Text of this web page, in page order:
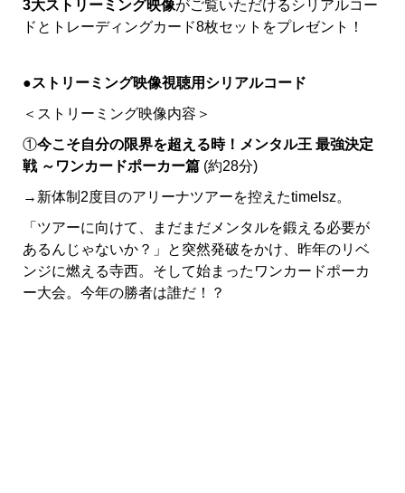
3大ストリーミング映像がご覧いただけるシリアルコー
ドとトレーディングカード8枚セットをプレゼント！
●ストリーミング映像視聴用シリアルコード
＜ストリーミング映像内容＞
①今こそ自分の限界を超える時！メンタル王 最強決定
戦 ～ワンカードポーカー篇 (約28分)
→新体制2度目のアリーナツアーを控えたtimelsz。
「ツアーに向けて、まだまだメンタルを鍛える必要が
あるんじゃないか？」と突然発破をかけ、昨年のリベ
ンジに燃える寺西。そして始まったワンカードポーカ
ー大会。今年の勝者は誰だ！？